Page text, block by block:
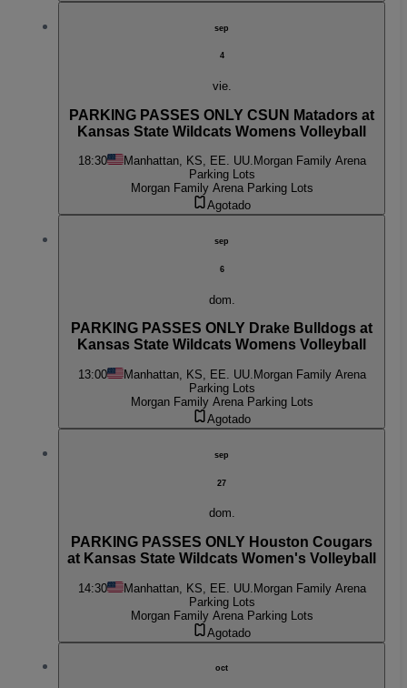
sep
4
vie.
PARKING PASSES ONLY CSUN Matadors at
Kansas State Wildcats Womens Volleyball
18:30 Manhattan, KS, EE. UU. Morgan Family Arena
Parking Lots
Morgan Family Arena Parking Lots
Agotado
sep
6
dom.
PARKING PASSES ONLY Drake Bulldogs at
Kansas State Wildcats Womens Volleyball
13:00 Manhattan, KS, EE. UU. Morgan Family Arena
Parking Lots
Morgan Family Arena Parking Lots
Agotado
sep
27
dom.
PARKING PASSES ONLY Houston Cougars
at Kansas State Wildcats Women's Volleyball
14:30 Manhattan, KS, EE. UU. Morgan Family Arena
Parking Lots
Morgan Family Arena Parking Lots
Agotado
oct